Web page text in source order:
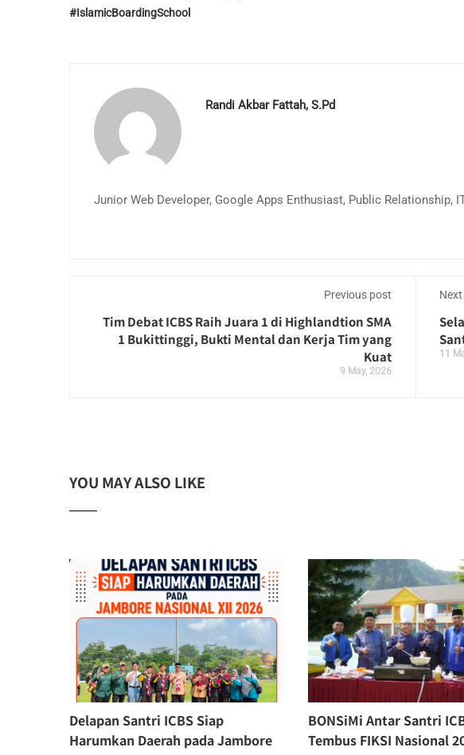
#IslamicBoardingSchool
Randi Akbar Fattah, S.Pd
Junior Web Developer, Google Apps Enthusiast, Public Relationship,
Previous post
Tim Debat ICBS Raih Juara 1 di Highlandtion SMA
1 Bukittinggi, Bukti Mental dan Kerja Tim yang
Kuat
9 May, 2026
11
YOU MAY ALSO LIKE
Delapan Santri ICBS Siap
Harumkan Daerah pada Jambore
BONSiMi Antar Santri
Tembus FIKSI Nasional